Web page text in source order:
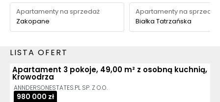
Apartamenty na sprzedaż
Zakopane
Apartamenty na sprzedaż
Białka Tatrzańska
LISTA OFERT
Apartament 3 pokoje, 49,00 m² z osobną kuchnią,
Krowodrza
ANNDERSONESTATES.PL SP. Z O.O.
980 000 zł